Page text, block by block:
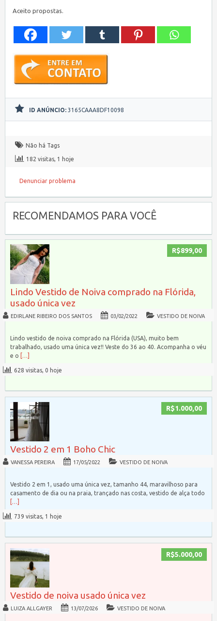
Aceito propostas.
ID ANÚNCIO: 3165CAAA8DF10098
Não há Tags
182 visitas, 1 hoje
Denunciar problema
RECOMENDAMOS PARA VOCÊ
R$899,00
Lindo Vestido de Noiva comprado na Flórida,
usado única vez
EDIRLANE RIBEIRO DOS SANTOS 03/02/2022 VESTIDO DE NOIVA
Lindo vestido de noiva comprado na Flórida (USA), muito bem
trabalhado, usado uma única vez!! Veste do 36 ao 40. Acompanha o véu
e o […]
628 visitas, 0 hoje
R$1.000,00
Vestido 2 em 1 Boho Chic
VANESSA PEREIRA 17/05/2022 VESTIDO DE NOIVA
Vestido 2 em 1, usado uma única vez, tamanho 44, maravilhoso para
casamento de dia ou na praia, trançado nas costa, vestido de alça todo
[…]
739 visitas, 1 hoje
R$5.000,00
Vestido de noiva usado única vez
LUIZA ALLGAYER 13/07/2026 VESTIDO DE NOIVA